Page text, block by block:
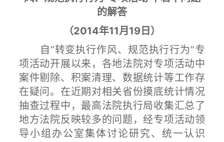
的解答
（2014年11月19日）
自“转变执行作风、规范执行行为”专
项活动开展以来，各地法院对专项活动中
案件剔除、积案清理、数据统计等工作存
在疑问。在近期对相关省份摸底统计情况
抽查过程中，最高法院执行局收集汇总了
地方法院反映较多的问题，经专项活动领
导小组办公室集体讨论研究、统一认识